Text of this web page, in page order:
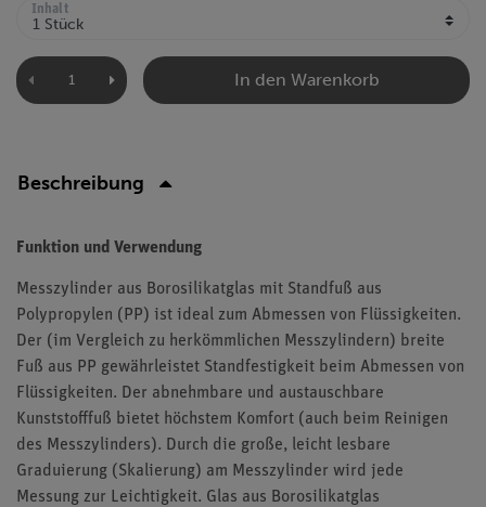
Inhalt
In den Warenkorb
Beschreibung
Funktion und Verwendung
Messzylinder aus Borosilikatglas mit Standfuß aus
Polypropylen (PP) ist ideal zum Abmessen von Flüssigkeiten.
Der (im Vergleich zu herkömmlichen Messzylindern) breite
Fuß aus PP gewährleistet Standfestigkeit beim Abmessen von
Flüssigkeiten. Der abnehmbare und austauschbare
Kunststofffuß bietet höchstem Komfort (auch beim Reinigen
des Messzylinders). Durch die große, leicht lesbare
Graduierung (Skalierung) am Messzylinder wird jede
Messung zur Leichtigkeit. Glas aus Borosilikatglas